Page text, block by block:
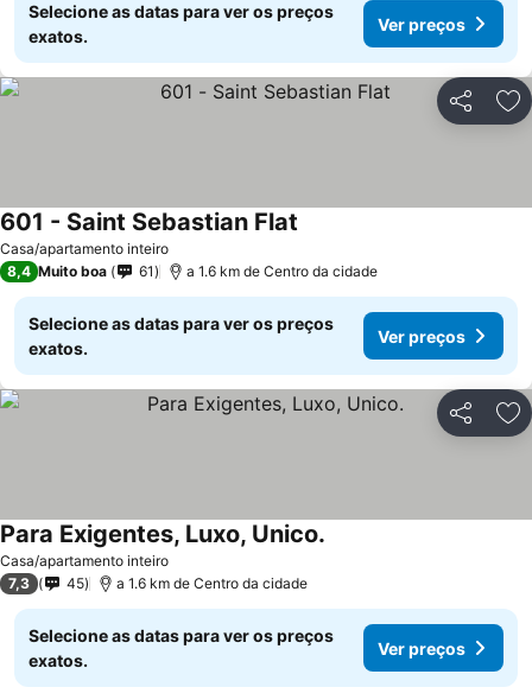
Selecione as datas para ver os preços
exatos.
Ver preços
Partilhar
Casa/apartamento inteiro
601 - Saint Sebastian Flat
8,4 Muito boa 61 a 1.6 km de Centro da cidade
Selecione as datas para ver os preços
exatos.
Ver preços
Partilhar
Casa/apartamento inteiro
Para Exigentes, Luxo, Unico.
7,3 45 a 1.6 km de Centro da cidade
Selecione as datas para ver os preços
exatos.
Ver preços